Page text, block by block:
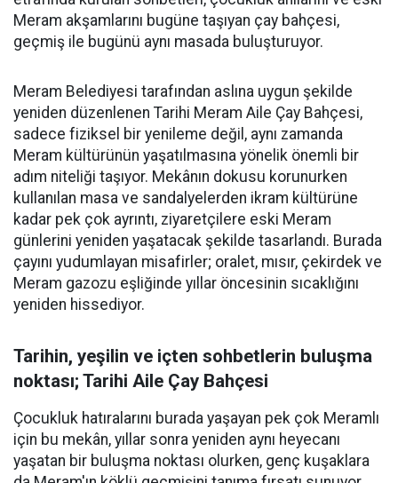
Meram akşamlarını bugüne taşıyan çay bahçesi,
geçmiş ile bugünü aynı masada buluşturuyor.
Meram Belediyesi tarafından aslına uygun şekilde
yeniden düzenlenen Tarihi Meram Aile Çay Bahçesi,
sadece fiziksel bir yenileme değil, aynı zamanda
Meram kültürünün yaşatılmasına yönelik önemli bir
adım niteliği taşıyor. Mekânın dokusu korunurken
kullanılan masa ve sandalyelerden ikram kültürüne
kadar pek çok ayrıntı, ziyaretçilere eski Meram
günlerini yeniden yaşatacak şekilde tasarlandı. Burada
çayını yudumlayan misafirler; oralet, mısır, çekirdek ve
Meram gazozu eşliğinde yıllar öncesinin sıcaklığını
yeniden hissediyor.
Tarihin, yeşilin ve içten sohbetlerin buluşma
noktası; Tarihi Aile Çay Bahçesi
Çocukluk hatıralarını burada yaşayan pek çok Meramlı
için bu mekân, yıllar sonra yeniden aynı heyecanı
yaşatan bir buluşma noktası olurken, genç kuşaklara